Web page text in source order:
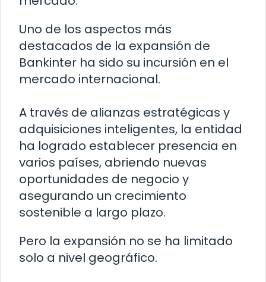
Uno de los aspectos más
destacados de la expansión de
Bankinter ha sido su incursión en el
mercado internacional.
A través de alianzas estratégicas y
adquisiciones inteligentes, la entidad
ha logrado establecer presencia en
varios países, abriendo nuevas
oportunidades de negocio y
asegurando un crecimiento
sostenible a largo plazo.
Pero la expansión no se ha limitado
solo a nivel geográfico.